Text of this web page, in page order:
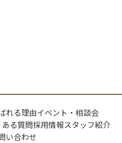
れる理由イベント・相談会
る質問採用情報スタッフ紹介
い合わせ